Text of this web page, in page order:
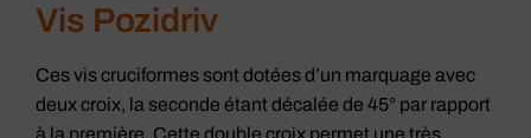
Vis Pozidriv
Ces vis cruciformes sont dotées d’un marquage avec
deux croix, la seconde étant décalée de 45° par rapport
à la première. Cette double croix permet une très